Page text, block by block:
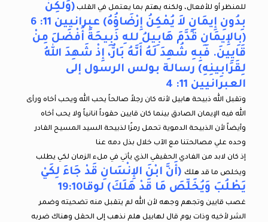
للمنظر أو للأفعال، ولكنه يهتم بما يعتمل في القلب (وَلكِنْ
بِدُونِ إِيمَانٍ لاَ يُمْكِنُ إِرْضَاؤُهُ) عبرانيين 11: 6
(بِالإِيمَانِ قَدَّمَ هَابِيلُ للهِ ذَبِيحَةً أَفْضَلَ مِنْ
قَايِينَ. فَبِهِ شُهِدَ لَهُ أَنَّهُ بَارٌّ، إِذْ شَهِدَ اللهُ
لِقَرَابِينِهِ) رسالة بولس الرسول إلى
العبرانيين 11: 4
وتقبل الله ذبيحة هابيل لأنه كان رجلاً صالحاً يحب الله ويحب أخاه ورأى
الله فيه الإيمان الصادق بينما كان قايين حقوداً انانياً ولا يحب أخاه
وأيضاً لأن الذبيحة الدموية تحمل رمزًا لذبيحة السيد المسيح القادر
وحده علي مصالحتنا مع الآب خلال بذل دمه عنا
إذ ‏كان‏ ‏لابد‏ ‏من‏ ‏الفادي‏ ‏الحقيقي‏ ‏الذي‏ ‏يأتي‏ ‏في‏ ‏ملء‏ ‏الزمان‏ ‏لكي‏ ‏يطلب‏
‏ويخلص‏ ‏ما‏ ‏قد‏ ‏هلك(‏أَنَّ ابْنَ الإِنْسَانِ قَدْ جَاءَ لِكَيْ
يَطْلُبَ وَيُخَلِّصَ مَا قَدْ هَلَكَ) لوقا19:10
غصب قايين وتجهم وجهه لأن الله لم يتقبل منه تضحيته وضمر
الشر لأخيه وذات يوم قال لهابيل هلم نذهب إلى الحقل وهناك ضربه